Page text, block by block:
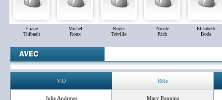
Eliane
Thibault
Michel
Roux
Roger
Tréville
Nicole
Rich
Elisabeth
Boda
V.O Rôle
Julie Andrews Mary Poppins